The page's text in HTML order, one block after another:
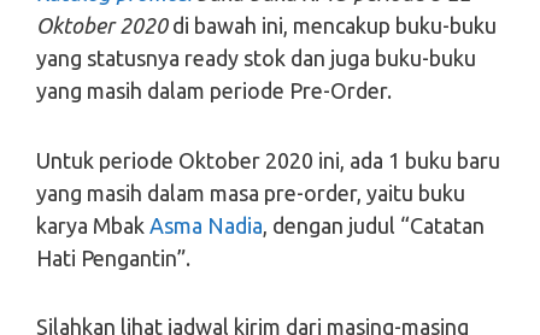
Oktober 2020di bawah ini, mencakup buku-buku
yang statusnya ready stok dan juga buku-buku
yang masih dalam periode Pre-Order.
Untuk periode Oktober 2020 ini, ada 1 buku baru
yang masih dalam masa pre-order, yaitu buku
karya Mbak Asma Nadia , dengan judul “Catatan
Hati Pengantin”.
Silahkan lihat jadwal kirim dari masing-masing